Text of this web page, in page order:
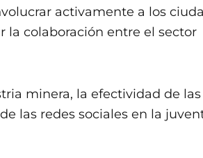
activamente a los
la colaboración entre el sector
minera, la efectividad de las
las redes sociales en la